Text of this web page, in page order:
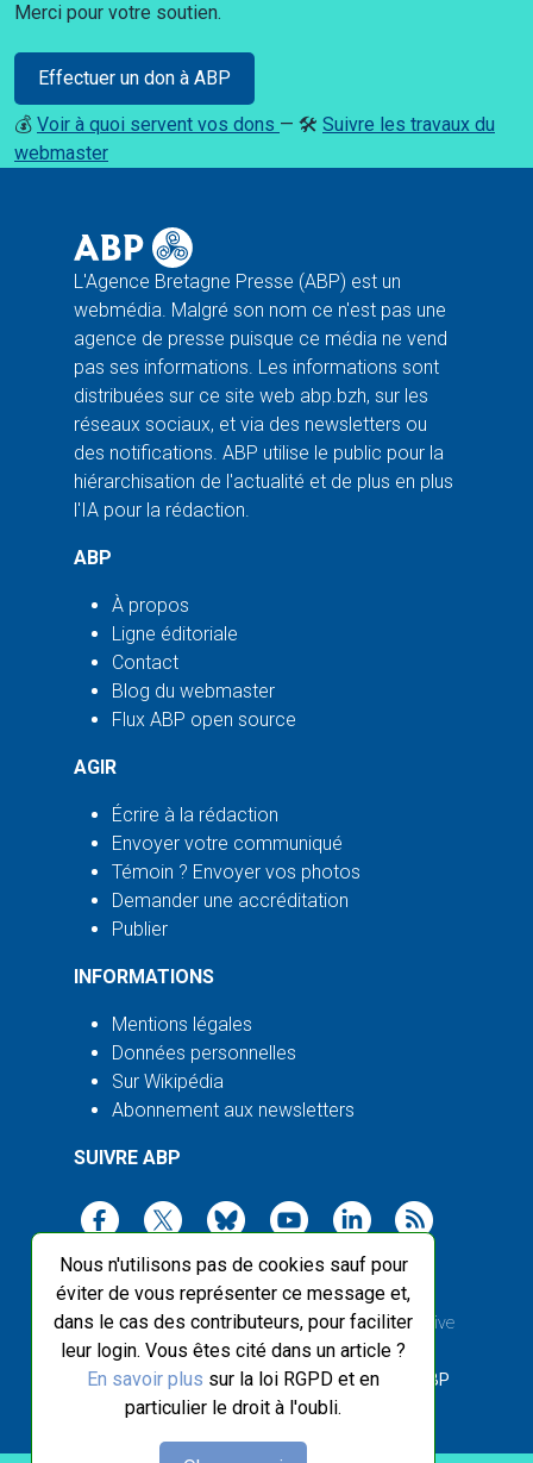
Nous n'utilisons pas de cookies sauf pour
éviter de vous représenter ce message et,
dans le cas des contributeurs, pour faciliter
leur login. Vous êtes cité dans un article ?
En savoir plus sur la loi RGPD et en
particulier le droit à l'oubli.
Merci pour votre soutien.
Effectuer un don à ABP
💰 Voir à quoi servent vos dons — 🛠️ Suivre les travaux du
webmaster
L'Agence Bretagne Presse (ABP) est un
webmédia. Malgré son nom ce n'est pas une
agence de presse puisque ce média ne vend
pas ses informations. Les informations sont
distribuées sur ce site web abp.bzh, sur les
réseaux sociaux, et via des newsletters ou
des notifications. ABP utilise le public pour la
hiérarchisation de l'actualité et de plus en plus
l'IA pour la rédaction.
ABP
À propos
Ligne éditoriale
Contact
Blog du webmaster
Flux ABP open source
AGIR
Écrire à la rédaction
Envoyer votre communiqué
Témoin ? Envoyer vos photos
Demander une accréditation
Publier
INFORMATIONS
Mentions légales
Données personnelles
Sur Wikipédia
Abonnement aux newsletters
SUIVRE ABP
2003-2026 ©Agence Bretagne Presse, sauf Creative
Commons
Front-end design :Breizhek Studio , Back-end : ABP